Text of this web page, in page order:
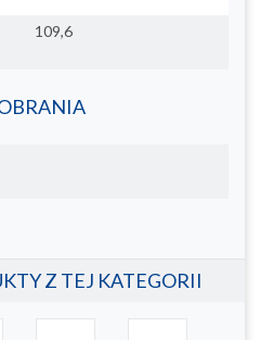
109,6
Z TEJ KATEGORII